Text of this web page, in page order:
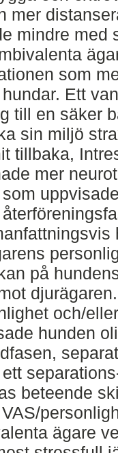
mer
mindre med
som
Ett
till en säker
sin miljö
tillbaka,
mer
på
och/
hunden
beteende
ägare